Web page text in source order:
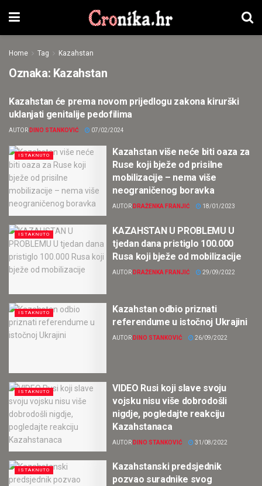
Home Tag Kazahstan
Oznaka: Kazahstan
ISTAKNUTO
Kazahstan će prema novom prijedlogu zakona kirurški
uklanjati genitalije pedofilima
AUTOR DINO STANKOVIĆ 07/02/2024
ISTAKNUTO
Kazahstan više neće biti oaza za
Ruse koji bježe od prisilne
mobilizacije – nema više
neograničenog boravka
AUTOR DRAŽENKA FRANJIĆ 18/01/2023
ISTAKNUTO
KAZAHSTAN U PROBLEMU U
tjedan dana pristiglo 100.000
Rusa koji bježe od mobilizacije
AUTOR DRAŽENKA FRANJIĆ 29/09/2022
ISTAKNUTO
Kazahstan odbio priznati
referendume u istočnoj Ukrajini
AUTOR DINO STANKOVIĆ 26/09/2022
ISTAKNUTO
VIDEO Rusi koji slave svoju
vojsku nisu više dobrodošli
nigdje, pogledajte reakciju
Kazahstanaca
AUTOR DINO STANKOVIĆ 31/08/2022
ISTAKNUTO
Kazahstanski predsjednik
pozvao suradnike svog